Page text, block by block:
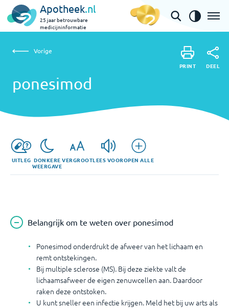
Apotheek.nl
25 jaar betrouwbare
medicijninformatie
ponesimod
Vorige
ponesimod
PRINT DEEL
UITLEG DONKERE
WEERGAVE
VERGROOTLEES VOOROPEN ALLE
Belangrijk om te weten over ponesimod
Ponesimod onderdrukt de afweer van het lichaam en
remt ontstekingen.
Bij multiple sclerose (MS). Bij deze ziekte valt de
lichaamsafweer de eigen zenuwcellen aan. Daardoor
raken deze ontstoken.
U kunt sneller een infectie krijgen. Meld het bij uw arts als